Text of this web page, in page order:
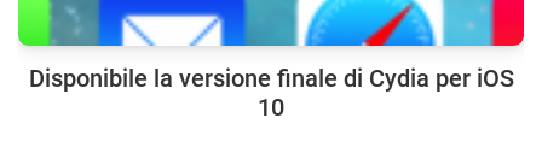
Disponibile la versione finale di Cydia per iOS
10